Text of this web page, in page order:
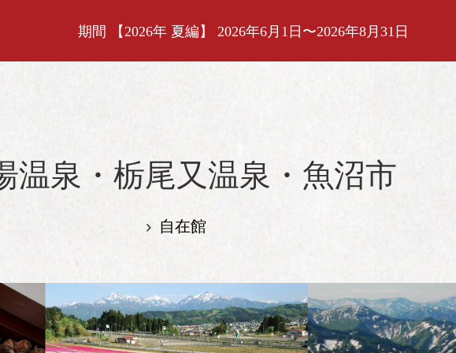
期間 【2026年 夏編】 2026年6月1日〜2026年8月31日
温泉・栃尾又温泉・魚沼市
自在館